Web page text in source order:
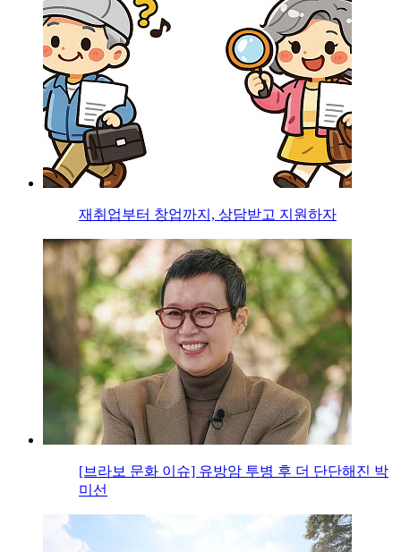
재취업부터 창업까지, 상담받고 지원하자
[브라보 문화 이슈] 유방암 투병 후 더 단단해진 박
미선